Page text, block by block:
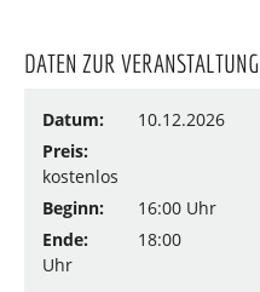
DATEN ZUR VERANSTALTUNG
Datum:
10.12.2026
Preis:
kostenlos
Beginn:
16:00 Uhr
Ende:
18:00
Uhr